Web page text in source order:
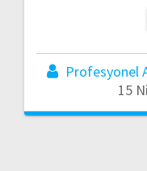
Profesyonel
15